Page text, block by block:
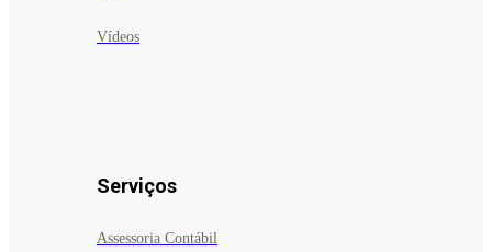
Vídeos
Serviços
Assessoria Contábil